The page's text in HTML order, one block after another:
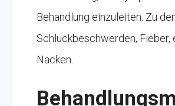
Behandlung einzuleiten. Zu
Schluckbeschwerden,
Nacken.